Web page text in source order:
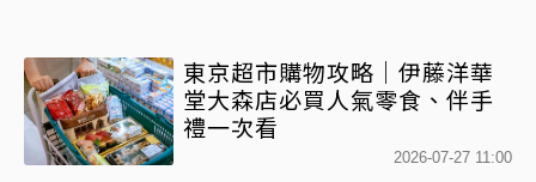
東京超市購物攻略｜伊藤洋華
堂大森店必買人氣零食、伴手
禮一次看
2026-07-27 11:00